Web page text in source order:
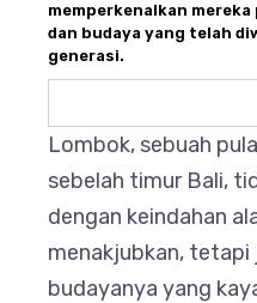
memperkenalkan
dan budaya yang telah
generasi.
Lombok, sebuah
sebelah timur Bali,
dengan keindahan
menakjubkan, tetapi
budayanya yang